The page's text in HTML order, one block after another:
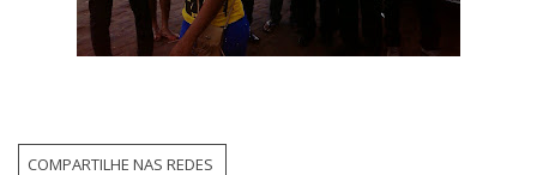
COMPARTILHE NAS REDES